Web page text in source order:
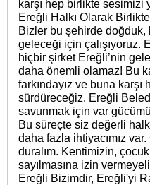
karşı hep birlikte sesimizi
Ereğli Halkı Olarak
Bizler bu şehirde
geleceği için çalışıyoruz.
hiçbir şirket Ereğli’nin
daha önemli olamaz! Bu
farkındayız ve buna
sürdüreceğiz. Ereğli
savunmak için var
Bu süreçte siz değerli
daha fazla ihtiyacımız
duralım. Kentimizin,
sayılmasına izin
Ereğli Bizimdir, Ereğli'yi